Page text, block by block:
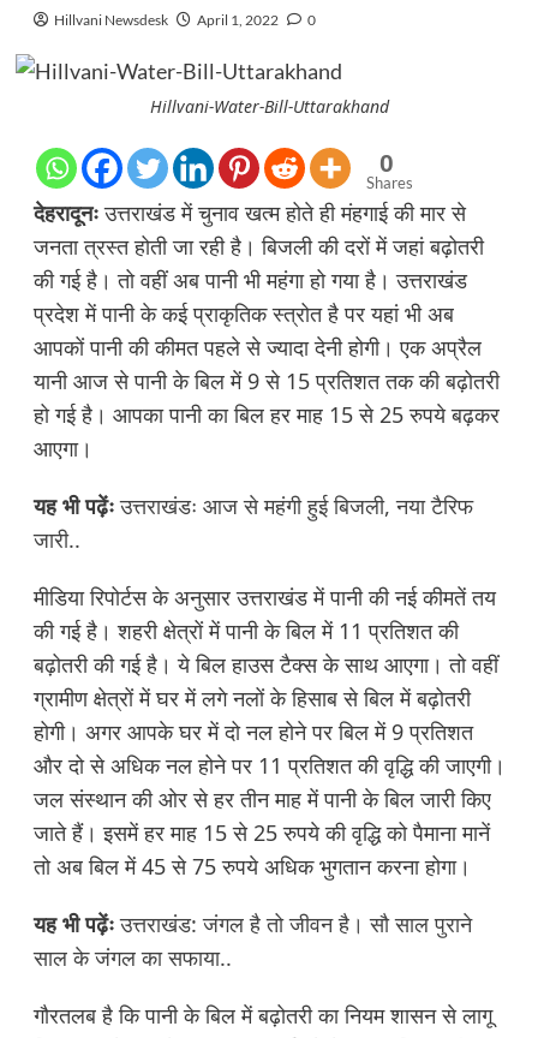
Hillvani Newsdesk April 1, 2022 0
Hillvani-Water-Bill-Uttarakhand
0
Shares
देहरादूनःउत्तराखंड में चुनाव खत्म होते ही मंहगाई की मार से
जनता त्रस्त होती जा रही है। बिजली की दरों में जहां बढ़ोतरी
की गई है। तो वहीं अब पानी भी महंगा हो गया है। उत्तराखंड
प्रदेश में पानी के कई प्राकृतिक स्त्रोत है पर यहां भी अब
आपकों पानी की कीमत पहले से ज्यादा देनी होगी। एक अप्रैल
यानी आज से पानी के बिल में 9 से 15 प्रतिशत तक की बढ़ोतरी
हो गई है। आपका पानी का बिल हर माह 15 से 25 रुपये बढ़कर
आएगा।
यह भी पढ़ेंः उत्तराखंडः आज से महंगी हुई बिजली, नया टैरिफ
जारी..
मीडिया रिपोर्टस के अनुसार उत्तराखंड में पानी की नई कीमतें तय
की गई है। शहरी क्षेत्रों में पानी के बिल में 11 प्रतिशत की
बढ़ोतरी की गई है। ये बिल हाउस टैक्स के साथ आएगा। तो वहीं
ग्रामीण क्षेत्रों में घर में लगे नलों के हिसाब से बिल में बढ़ोतरी
होगी। अगर आपके घर में दो नल होने पर बिल में 9 प्रतिशत
और दो से अधिक नल होने पर 11 प्रतिशत की वृद्धि की जाएगी।
जल संस्थान की ओर से हर तीन माह में पानी के बिल जारी किए
जाते हैं। इसमें हर माह 15 से 25 रुपये की वृद्धि को पैमाना मानें
तो अब बिल में 45 से 75 रुपये अधिक भुगतान करना होगा।
यह भी पढ़ेंः उत्तराखंड: जंगल है तो जीवन है। सौ साल पुराने
साल के जंगल का सफाया..
गौरतलब है कि पानी के बिल में बढ़ोतरी का नियम शासन से लागू